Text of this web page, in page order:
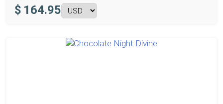
$ 164.95